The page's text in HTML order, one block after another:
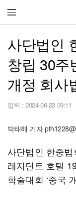
사단법인
창립 30주
개정 회사
입력 : 2024-06-23 09:11
박태해 기자
사단법인 한중
레지던트 호텔
학술대회 ‘중국